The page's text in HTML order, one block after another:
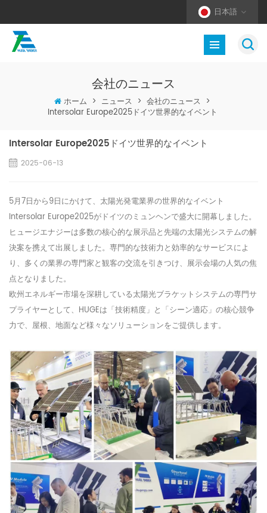
日本語
会社のニュース
ホーム > ニュース > 会社のニュース >
Intersolar Europe2025ドイツ世界的なイベント
Intersolar Europe2025ドイツ世界的なイベント
2025-06-13
5月7日から9日にかけて、太陽光発電業界の世界的なイベント
Intersolar Europe2025がドイツのミュンヘンで盛大に開幕しました。
ヒュージエナジーは多数の核心的な展示品と先端の太陽光システムの解
決案を携えて出展しました。専門的な技術力と効率的なサービスによ
り、多くの業界の専門家と観客の交流を引きつけ、展示会場の人気の焦
点となりました。
欧州エネルギー市場を深耕している太陽光ブラケットシステムの専門サ
プライヤーとして、HUGEは「技術精度」と「シーン適応」の核心競争
力で、屋根、地面など様々なソリューションをご提供します。